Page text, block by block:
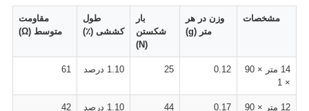
مشخصات
وزن در هر
متر (g)
بار
شکستن
(N)
طول
کششی (٪)
مقاومت
متوسط (Ω)
14 متر × 90
× 1
0.12
25 1.10 درصد 61
12 متر × 90 0.17
44 1.10 درصد 42